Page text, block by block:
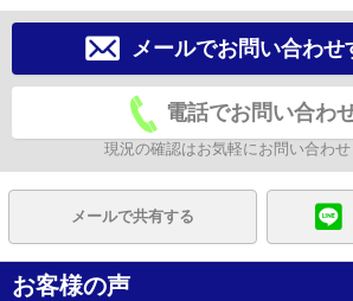
メールでお問い合わせ
電話でお問い合わ
現況の確認はお気軽にお問い合わせ
メールで共有する
お客様の声